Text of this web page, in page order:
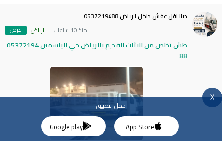
دينا نقل عفش داخل الرياض 0537219488
منذ 10 ساعات
الرياض عرض
طش تخلص من الاثاث القديم بالرياض حي الياسمين 05372194
88
X
حمل التطبيق
App Store
Google play